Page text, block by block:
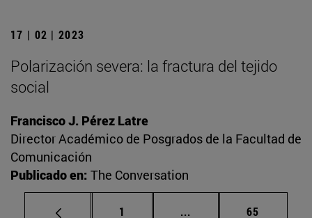
17 | 02 | 2023
Polarización severa: la fractura del tejido
social
Francisco J. Pérez Latre
Director Académico de Posgrados de la Facultad de
Comunicación
Publicado en: The Conversation
Página
1 ... Páginas intermedias
Página
65